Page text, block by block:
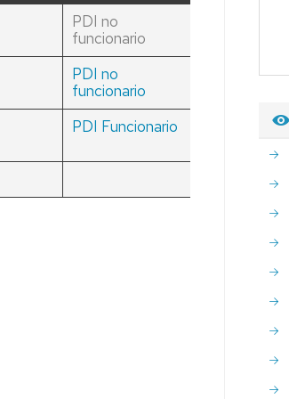
DE
ARAGÓN
LABORATORIO
SUBTERRÁNEO
DE
CANFRANC
PDI no
funcionario
PDI no
funcionario
PDI Funcionario